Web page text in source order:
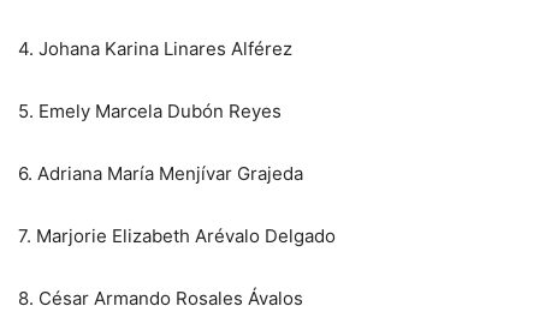
4. Johana Karina Linares Alférez
5. Emely Marcela Dubón Reyes
6. Adriana María Menjívar Grajeda
7. Marjorie Elizabeth Arévalo Delgado
8. César Armando Rosales Ávalos